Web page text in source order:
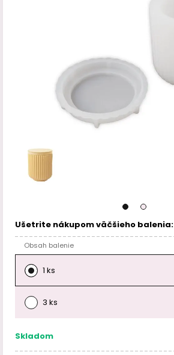
Ušetrite nákupom väčšieho balenia:
Obsah balenie
1 ks
3 ks
Skladom